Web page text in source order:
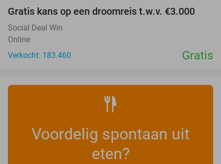
Gratis kans op een droomreis t.w.v. €3.000
Social Deal Win
Online
Verkocht: 183.460
Gratis
Voordelig spontaan uit
eten?